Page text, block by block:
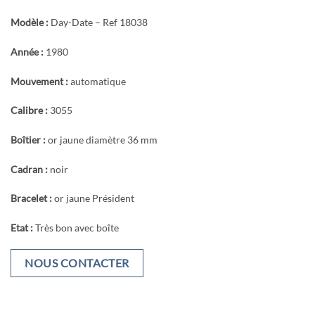
Modèle : Day-Date – Ref 18038
Année : 1980
Mouvement :automatique
Calibre : 3055
Boîtier :or jaune diamètre 36 mm
Cadran : noir
Bracelet :or jaune Président
Etat :Très bon avec boîte
NOUS CONTACTER